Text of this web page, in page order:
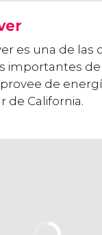
es una de las
importantes del
de
de California.